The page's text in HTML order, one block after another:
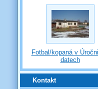
Fotbal/kopaná v
datech
Kontakt